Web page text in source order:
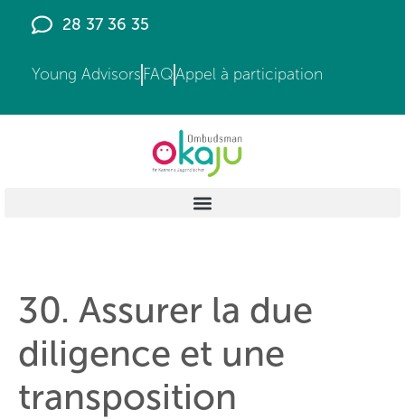
principal
28 37 36 35
Young Advisors FAQAppel à participation
30. Assurer la due
diligence et une
transposition